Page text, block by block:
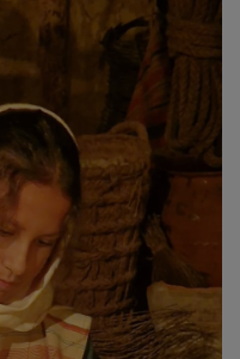
permite
Belén Viviente de
completa, la número
una exitosa